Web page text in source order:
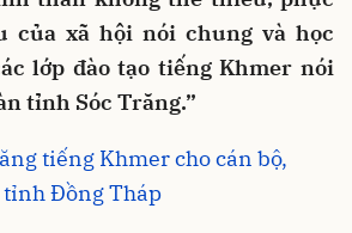
của xã hội nói chung và học
lớp đào tạo tiếng Khmer nói
tỉnh Sóc Trăng.”
tiếng Khmer cho cán bộ,
Đồng Tháp